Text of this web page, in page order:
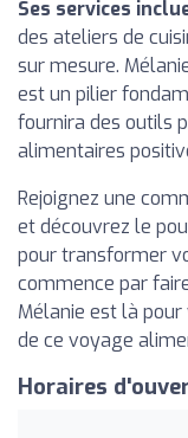
Ses services
des ateliers de
sur mesure.
est un pilier
fournira des outils
alimentaires
Rejoignez une
et découvrez le
pour transformer
commence par
Mélanie est là
de ce voyage
Horaires